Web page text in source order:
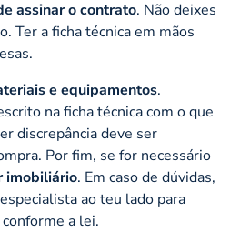
assinar o contrato. Não deixes
Ter a ficha técnica em mãos
e equipamentos.
na ficha técnica com o que
discrepância deve ser
Por fim, se for necessário
imobiliário. Em caso de dúvidas,
ao teu lado para
a lei.